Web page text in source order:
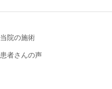
当院の施術
患者さんの声